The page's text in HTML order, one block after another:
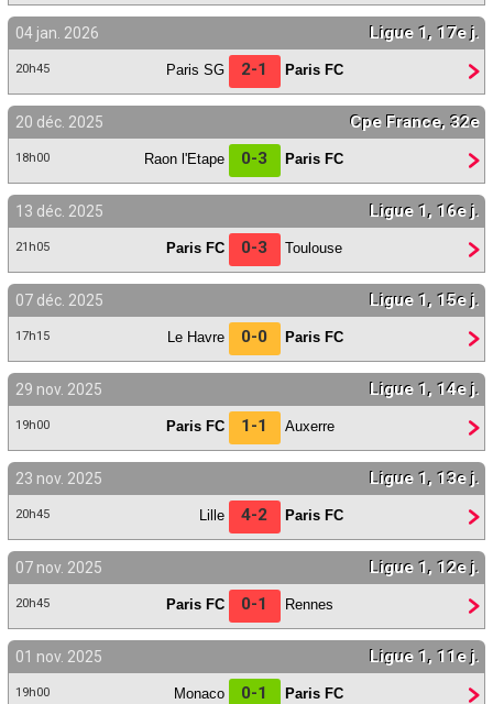
04 jan. 2026 Ligue 1, 17e j.
20h45 Paris SG 2-1 Paris FC
20 déc. 2025 Cpe France, 32e
18h00 Raon l'Etape 0-3 Paris FC
13 déc. 2025 Ligue 1, 16e j.
21h05 Paris FC 0-3 Toulouse
07 déc. 2025 Ligue 1, 15e j.
17h15 Le Havre 0-0 Paris FC
29 nov. 2025 Ligue 1, 14e j.
19h00 Paris FC 1-1 Auxerre
23 nov. 2025 Ligue 1, 13e j.
20h45 Lille 4-2 Paris FC
07 nov. 2025 Ligue 1, 12e j.
20h45 Paris FC 0-1 Rennes
01 nov. 2025 Ligue 1, 11e j.
19h00 Monaco 0-1 Paris FC